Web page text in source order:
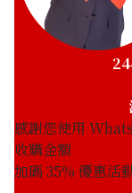
感謝您使用
收購金額
加碼35% 優惠活